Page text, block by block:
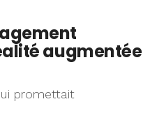
augmentée
promettait